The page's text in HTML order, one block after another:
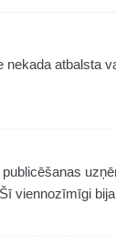
nekada atbalsta
viennozīmīgi